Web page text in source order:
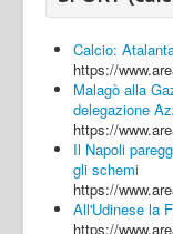
Calcio:
https://
Malagò alla
delegazione
https://
Il Napoli
gli schemi
https://
All'Udinese la
https://